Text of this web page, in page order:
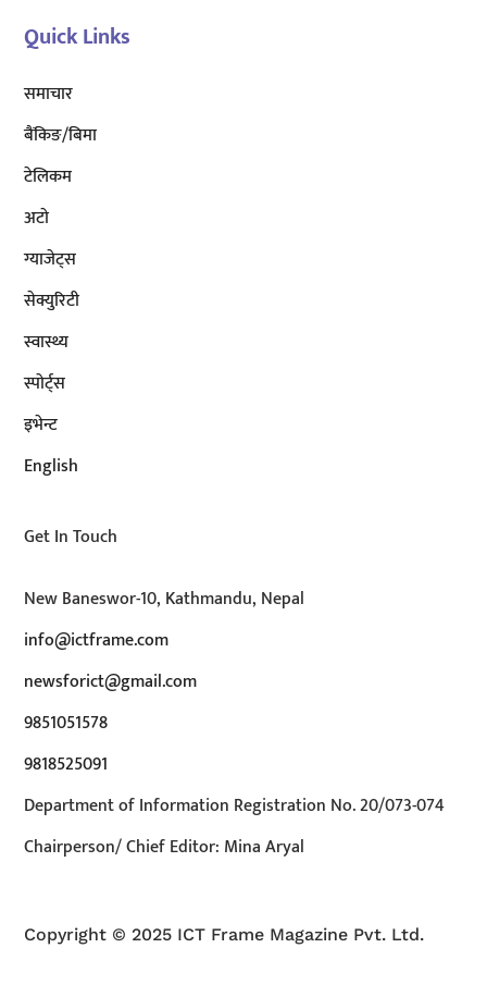
Quick Links
समाचार
बैंकिङ/बिमा
टेलिकम
अटाे
ग्याजेट्स
सेक्युरिटी
स्वास्थ्य
स्पोर्ट्स
इभेन्ट
English
Get In Touch
New Baneswor-10, Kathmandu, Nepal
info@ictframe.com
newsforict@gmail.com
9851051578
9818525091
Department of Information Registration No. 20/073-074
Chairperson/ Chief Editor: Mina Aryal
Copyright © 2025 ICT Frame Magazine Pvt. Ltd.